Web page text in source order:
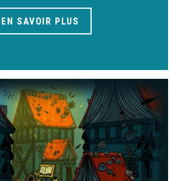
EN SAVOIR PLUS